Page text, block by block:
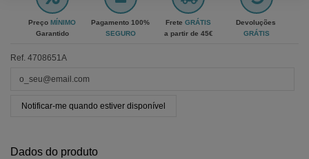
PreçoMÍNIMO
Garantido
Pagamento 100%
SEGURO
FreteGRÁTIS
a partir de 45€
Devoluções
GRÁTIS
Ref. 4708651A
Notificar-me quando estiver disponível
Dados do produto